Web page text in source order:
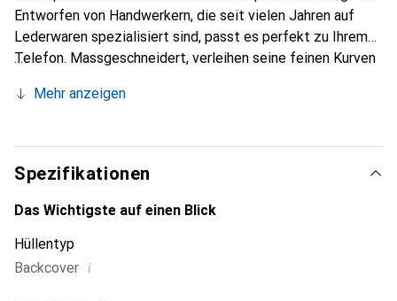
Entworfen von Handwerkern, die seit vielen Jahren auf
Lederwaren spezialisiert sind, passt es perfekt zu Ihrem
Telefon. Massgeschneidert, verleihen seine feinen Kurven
unverzichtbaren Accessoire Ihres Smartphones.
die Marke Noreve eine sichere Wahl für eine
anspruchsvolle Klientel.
Mehr anzeigen
Spezifikationen
Das Wichtigste auf einen Blick
Hüllentyp
Backcover i